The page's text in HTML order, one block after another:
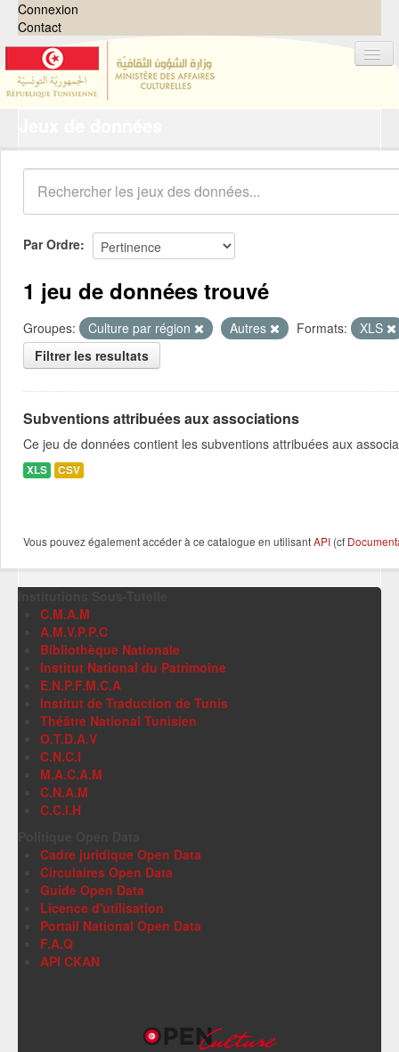
Connexion
Contact
Organisations
Groupes
Demandes 0
À propos
Par Ordre
1 jeu de données trouvé
Groupes: Culture par région Autres Formats:
XLS
Filtrer les resultats
Subventions attribuées aux associations
Ce jeu de données contient les subventions attribuées aux
XLS CSV
Vous pouvez également accéder à ce catalogue en utilisantAPI (cf
C.M.A.M
A.M.V.P.P.C
Bibliothèque Nationale
Institut National du Patrimoine
E.N.P.F.M.C.A
Institut de Traduction de Tunis
Théâtre National Tunisien
O.T.D.A.V
C.N.C.I
M.A.C.A.M
C.N.A.M
C.C.I.H
Cadre juridique Open Data
Circulaires Open Data
Guide Open Data
Licence d'utilisation
Portail National Open Data
F.A.Q
API CKAN